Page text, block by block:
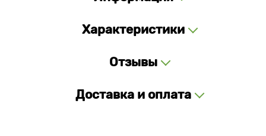
Характеристики
Отзывы
Доставка и оплата